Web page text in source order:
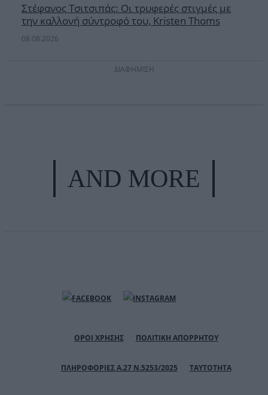
Στέφανος Τσιτσιπάς: Οι τρυφερές στιγμές με
την καλλονή σύντροφό του, Kristen Thoms
08.08.2026
ΔΙΑΦΗΜΙΣΗ
AND MORE
ΟΡΟΙ ΧΡΗΣΗΣ ΠΟΛΙΤΙΚΗ ΑΠΟΡΡΗΤΟΥ
ΠΛΗΡΟΦΟΡΙΕΣ Α.27 Ν.5253/2025 ΤΑΥΤΟΤΗΤΑ